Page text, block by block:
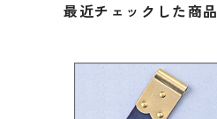
最近チェックした商品